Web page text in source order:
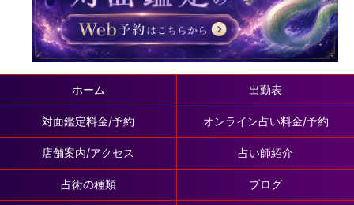
ホーム 出勤表
対面鑑定料金/予約 オンライン占い料金/予約
店舗案内/アクセス 占い師紹介
占術の種類 ブログ